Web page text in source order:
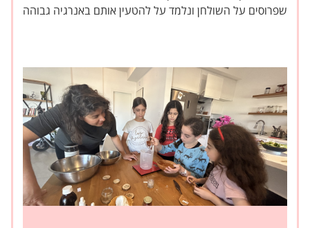
שפרוסים על השולחן ונלמד על להטעין אותם באנרגיה גבוהה